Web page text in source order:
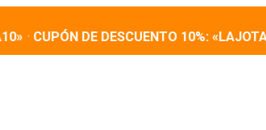
·CUPÓN DE DESCUENTO 10%: «LAJOTA10»